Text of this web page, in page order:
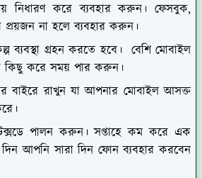
নিধারণ করে ব্যবহার করুন। ফেসবুক,
প্রয়জন না হলে ব্যবহার করুন।
ব্যবস্থা গ্রহন করতে হবে। বেশি মোবাইল
কিছু করে সময় পার করুন।
বাইরে রাখুন যা আপনার মোবাইল আসক্ত
পালন করুন। সপ্তাহে কম করে এক
আপনি সারা দিন ফোন ব্যবহার করবেন